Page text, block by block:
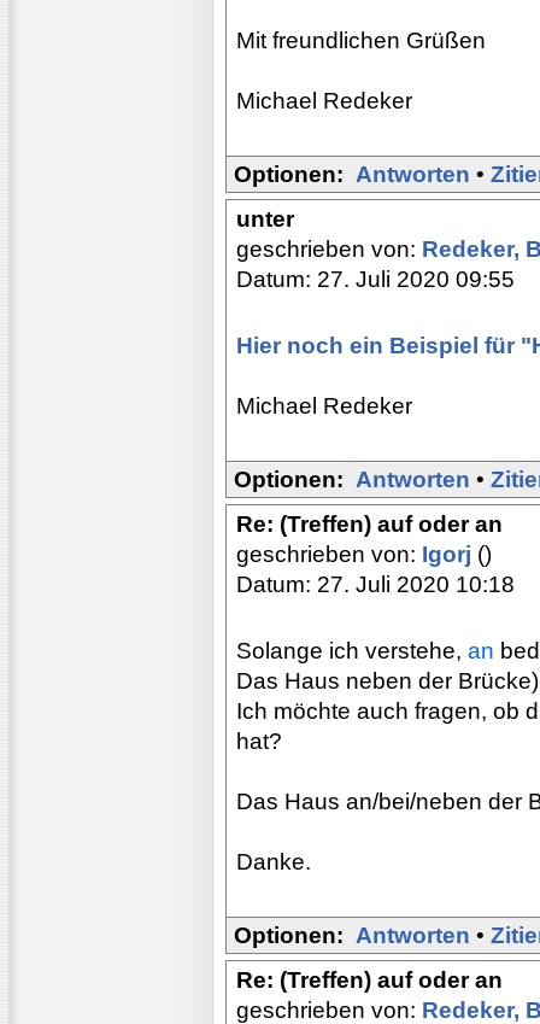
Mit freundlichen Grüßen
Michael Redeker
Optionen: Antworten •
unter
geschrieben von: Redeker,
Datum: 27. Juli 2020 09:55
Hier noch ein Beispiel für
Michael Redeker
Optionen: Antworten •
Re: (Treffen) auf oder an
geschrieben von: Igorj ()
Datum: 27. Juli 2020 10:18
Solange ich verstehe, an
Das Haus neben der
Ich möchte auch fragen, ob
hat?
Das Haus an/bei/neben der
Danke.
Optionen: Antworten •
Re: (Treffen) auf oder an
geschrieben von: Redeker,